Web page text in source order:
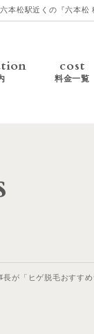
本松駅近くの『六本松
cost
料金一覧
長が「ヒゲ脱毛おすす